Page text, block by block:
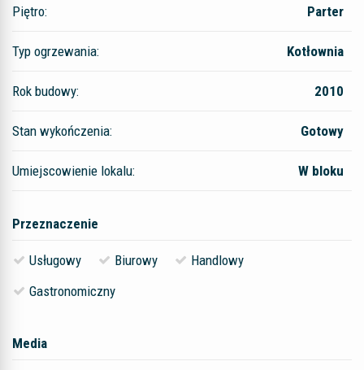
Piętro: Parter
Typ ogrzewania: Kotłownia
Rok budowy: 2010
Stan wykończenia: Gotowy
Umiejscowienie lokalu: W bloku
Przeznaczenie
Usługowy Biurowy
Handlowy
Gastronomiczny
Media